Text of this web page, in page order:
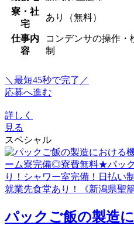
寮・社
宅
あり（無料）
仕事内
容
コンデンサの操作・
制
＼最短45秒で完了／
応募へ進む
詳しく
見る
スペシャル
パックご飯の製造